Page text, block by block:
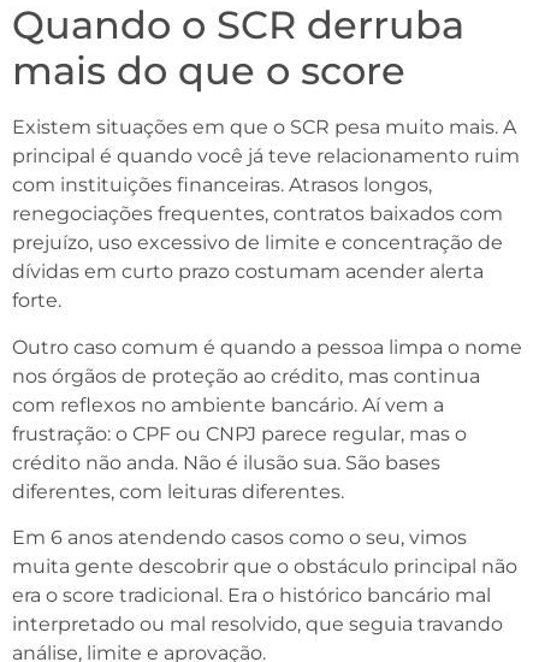
Quando o SCR derruba
mais do que o score
Existem situações em que o SCR pesa muito mais. A
principal é quando você já teve relacionamento ruim
com instituições financeiras. Atrasos longos,
renegociações frequentes, contratos baixados com
prejuízo, uso excessivo de limite e concentração de
dívidas em curto prazo costumam acender alerta
forte.
Outro caso comum é quando a pessoa limpa o nome
nos órgãos de proteção ao crédito, mas continua
com reflexos no ambiente bancário. Aí vem a
frustração: o CPF ou CNPJ parece regular, mas o
crédito não anda. Não é ilusão sua. São bases
diferentes, com leituras diferentes.
Em 6 anos atendendo casos como o seu, vimos
muita gente descobrir que o obstáculo principal não
era o score tradicional. Era o histórico bancário mal
interpretado ou mal resolvido, que seguia travando
análise, limite e aprovação.